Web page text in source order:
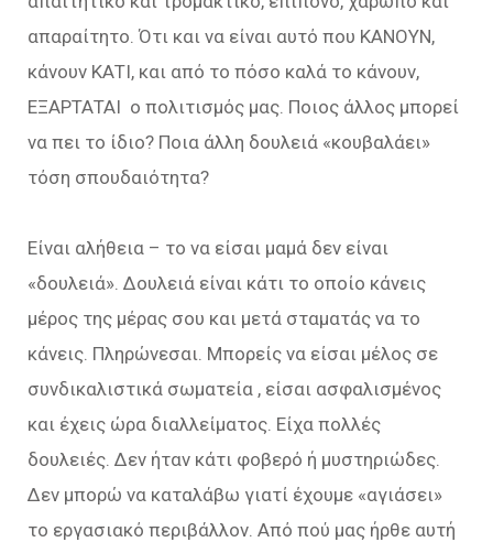
απαραίτητο. Ότι και να είναι αυτό που ΚΑΝΟΥΝ,
κάνουν ΚΑΤΙ, και από το πόσο καλά το κάνουν,
ΕΞΑΡΤΑΤΑΙ ο πολιτισμός μας. Ποιος άλλος μπορεί
να πει το ίδιο? Ποια άλλη δουλειά «κουβαλάει»
τόση σπουδαιότητα?
Είναι αλήθεια – το να είσαι μαμά δεν είναι
«δουλειά». Δουλειά είναι κάτι το οποίο κάνεις
μέρος της μέρας σου και μετά σταματάς να το
κάνεις. Πληρώνεσαι. Μπορείς να είσαι μέλος σε
συνδικαλιστικά σωματεία , είσαι ασφαλισμένος
και έχεις ώρα διαλλείματος. Είχα πολλές
δουλειές. Δεν ήταν κάτι φοβερό ή μυστηριώδες.
Δεν μπορώ να καταλάβω γιατί έχουμε «αγιάσει»
το εργασιακό περιβάλλον. Από πού μας ήρθε αυτή